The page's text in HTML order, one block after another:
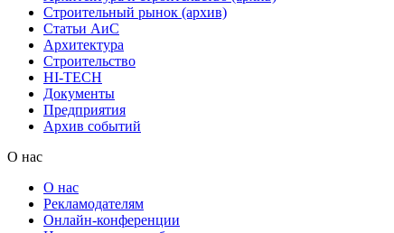
Строительный рынок (архив)
Статьи АиС
Архитектура
Строительство
HI-TECH
Документы
Предприятия
Архив событий
О нас
О нас
Рекламодателям
Онлайн-конференции